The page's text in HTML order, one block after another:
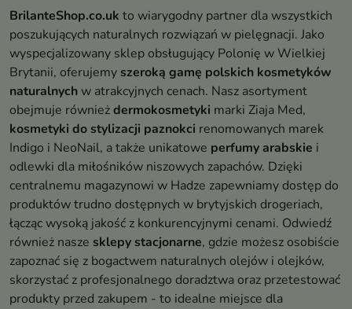
BrilanteShop.co.uk to wiarygodny partner dla wszystkich
poszukujących naturalnych rozwiązań w pielęgnacji. Jako
wyspecjalizowany sklep obsługujący Polonię w Wielkiej
Brytanii, oferujemyszeroką gamę polskich kosmetyków
naturalnychw atrakcyjnych cenach. Nasz asortyment
obejmuje równieżdermokosmetyki marki Ziaja Med,
kosmetyki do stylizacji paznokci renomowanych marek
Indigo i NeoNail, a także unikatowe perfumy arabskie i
odlewki dla miłośników niszowych zapachów. Dzięki
centralnemu magazynowi w Hadze zapewniamy dostęp do
produktów trudno dostępnych w brytyjskich drogeriach,
łącząc wysoką jakość z konkurencyjnymi cenami. Odwiedź
również nasze sklepy stacjonarne, gdzie możesz osobiście
zapoznać się z bogactwem naturalnych olejów i olejków,
skorzystać z profesjonalnego doradztwa oraz przetestować
produkty przed zakupem - to idealne miejsce dla